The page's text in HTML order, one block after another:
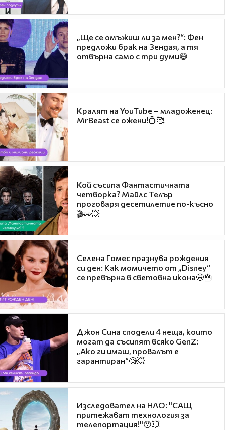
„Ще се омъжиш ли за мен?“: Фен
предложи брак на Зендая, а тя
отвърна само с три думи😅
Кралят на YouTube – младоженец:
MrBeast се ожени!💍🥰
Кой съсипа Фантастичната
четворка? Майлс Телър
проговаря десетилетие по-късно
🎬👀💥
Селена Гомес празнува рождения
си ден: Как момичето от „Disney“
се превърна в световна икона🤩🎂
Джон Сина сподели 4 неща, които
могат да съсипят всяко GenZ:
„Ако ги имаш, провалът е
гарантиран“🧐💥
Изследовател на НЛО: "САЩ
притежават технология за
телепортация!"😯💥